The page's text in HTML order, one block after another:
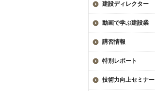
建設ディレクター
動画で学ぶ建設業
講習情報
特別レポート
技術力向上セミナー